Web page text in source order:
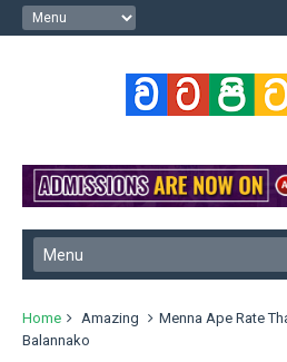
Home Amazing
Menna Ape Rate
Balannako